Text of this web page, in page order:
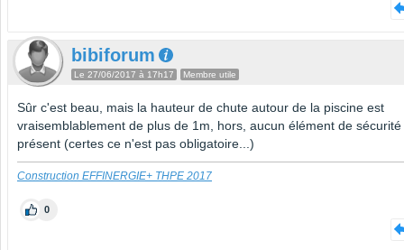
bibiforum
Le 27/06/2017 à 17h17 Membre utile
Sûr c'est beau, mais la hauteur de chute autour de la piscine est
vraisemblablement de plus de 1m, hors, aucun élément de
présent (certes ce n'est pas obligatoire...)
Construction EFFINERGIE+ THPE 2017
0